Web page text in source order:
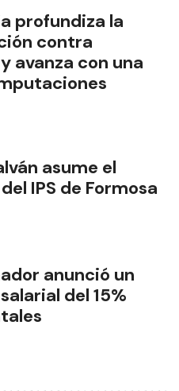
profundiza la
contra
avanza con una
asume el
IPS de Formosa
anunció un
del 15%